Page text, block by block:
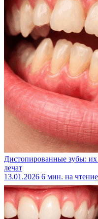
Дистопированные зубы: их
лечат
13.01.2026 6 мин. на чтение